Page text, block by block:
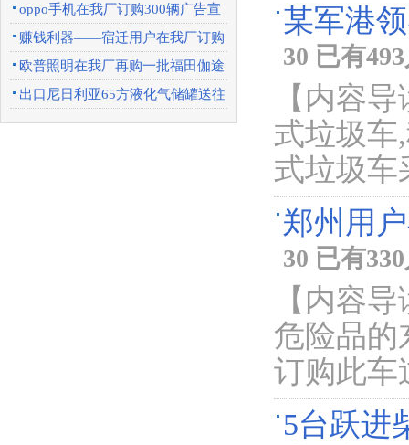
车圆满完成
oppo手机在我厂订购300辆广告宣
传车
赚钱利器——宿迁用户在我厂订购
一批东风天锦
欧普照明在我厂再购一批福田伽途
广告宣传车
出口尼日利亚65方液化气储罐送往
上海港口
某军港
30 已有
【内容
式垃圾车
式垃圾车
郑州用
30 已有
【内容
危险品的
订购此车
5台跃进